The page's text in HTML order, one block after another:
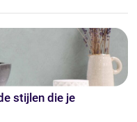
stijlen die je